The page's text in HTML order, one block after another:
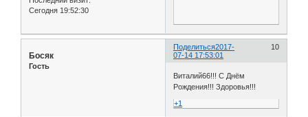
Сегодня 19:52:30
Поделиться 10
2017-
07-14 17:53:01
Босяк
Гость
Виталий66!!! С Днём
Рождения!!! Здоровья!!!
+1